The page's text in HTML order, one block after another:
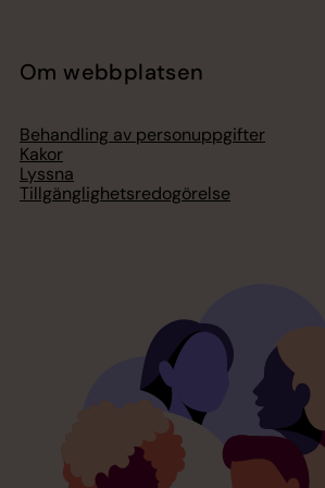
Om webbplatsen
Behandling av personuppgifter
Kakor
Lyssna
Tillgänglighetsredogörelse